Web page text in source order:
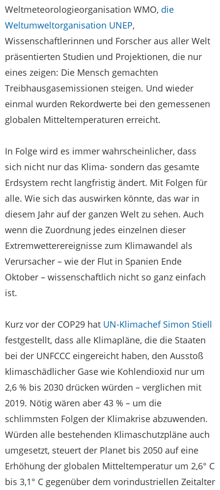
Weltmeteorologieorganisation WMO, die
Weltumweltorganisation UNEP,
Wissenschaftlerinnen und Forscher aus aller Welt
präsentierten Studien und Projektionen, die nur
eines zeigen: Die Mensch gemachten
Treibhausgasemissionen steigen. Und wieder
einmal wurden Rekordwerte bei den gemessenen
globalen Mitteltemperaturen erreicht.
In Folge wird es immer wahrscheinlicher, dass
sich nicht nur das Klima- sondern das gesamte
Erdsystem recht langfristig ändert. Mit Folgen für
alle. Wie sich das auswirken könnte, das war in
diesem Jahr auf der ganzen Welt zu sehen. Auch
wenn die Zuordnung jedes einzelnen dieser
Extremwetterereignisse zum Klimawandel als
Verursacher – wie der Flut in Spanien Ende
Oktober – wissenschaftlich nicht so ganz einfach
ist.
Kurz vor der COP29 hat UN-Klimachef Simon Stiell
festgestellt, dass alle Klimapläne, die die Staaten
bei der UNFCCC eingereicht haben, den Ausstoß
klimaschädlicher Gase wie Kohlendioxid nur um
2,6 % bis 2030 drücken würden – verglichen mit
2019. Nötig wären aber 43 % – um die
schlimmsten Folgen der Klimakrise abzuwenden.
Würden alle bestehenden Klimaschutzpläne auch
umgesetzt, steuert der Planet bis 2050 auf eine
Erhöhung der globalen Mitteltemperatur um 2,6° C
bis 3,1° C gegenüber dem vorindustriellen Zeitalter